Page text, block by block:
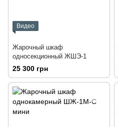
Видео
Жарочный шкаф
односекционный ЖШЭ-1
25 300 грн